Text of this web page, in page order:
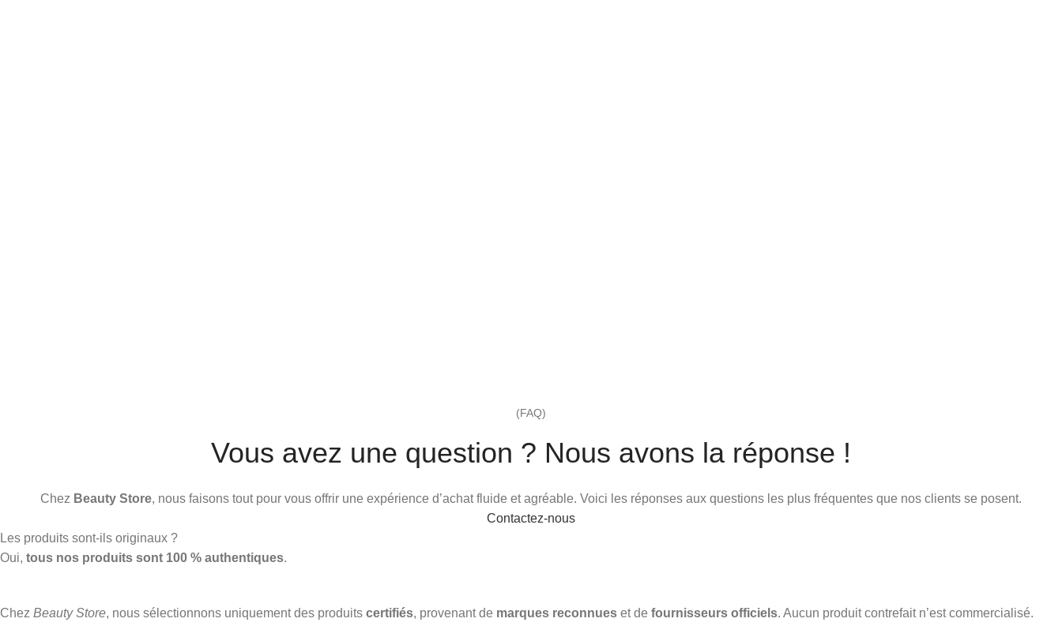
(FAQ)
Vous avez une question ? Nous avons la réponse !
Chez Beauty Store, nous faisons tout pour vous offrir une expérience d’achat fluide et agréable. Voici les réponses aux questions les plus fréquentes que nos clients se posent.
Contactez-nous
Les produits sont-ils originaux ?
Oui, tous nos produits sont 100 % authentiques.
Chez Beauty Store, nous sélectionnons uniquement des produits certifiés, provenant de marques reconnues et de fournisseurs officiels. Aucun produit contrefait n’est commercialisé.